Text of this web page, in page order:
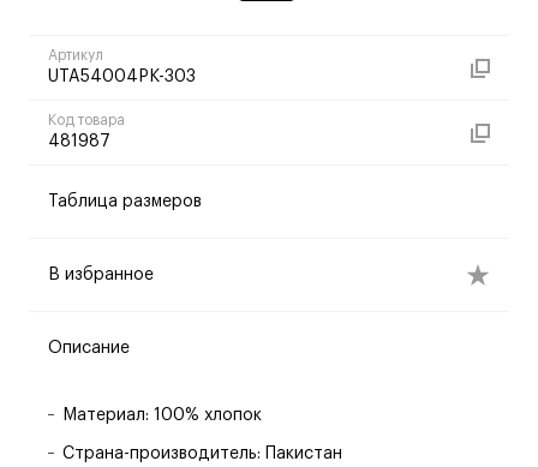
Артикул
UTA54004PK-303
Код товара
481987
Таблица размеров
В избранное
Описание
Материал: 100% хлопок
Страна-производитель: Пакистан